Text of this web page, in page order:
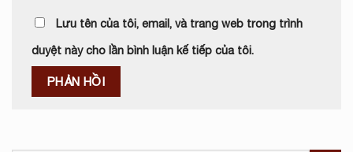
Lưu tên của tôi, email, và trang web trong trình
duyệt này cho lần bình luận kế tiếp của tôi.